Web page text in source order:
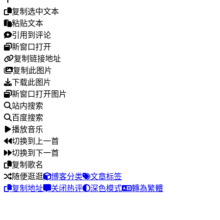
复制选中文本
粘贴文本
引用到评论
新窗口打开
复制链接地址
复制此图片
下载此图片
新窗口打开图片
站内搜索
百度搜索
播放音乐
切换到上一首
切换到下一首
复制歌名
随便逛逛
博客分类
文章标签
复制地址
关闭热评 深色模式 轉為繁體